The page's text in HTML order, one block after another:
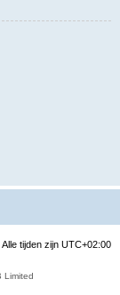
Alle tijden zijn UTC+02:00
Limited